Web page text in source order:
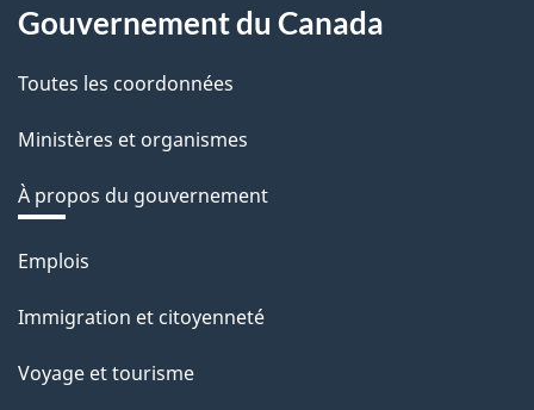
Gouvernement du Canada
Toutes les coordonnées
Ministères et organismes
À propos du gouvernement
Thèmes
sujets
Emplois
Immigration et citoyenneté
Voyage et tourisme